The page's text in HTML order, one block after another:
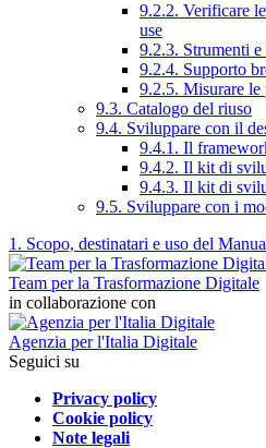
9.2.2. Verificare
use
9.2.3. Strumenti e
9.2.4. Supporto
9.2.5. Misurare le
9.3. Catalogo del riuso
9.4. Sviluppare con il
9.4.1. Il
9.4.2. Il kit di
9.4.3. Il kit di
9.5. Sviluppare con i
1. Scopo, destinatari e uso del
Team per la Trasformazione Digitale
in collaborazione con
Agenzia per l'Italia Digitale
Seguici su
Privacy policy
Cookie policy
Note legali